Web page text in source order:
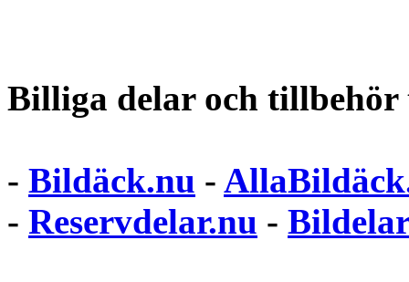
Billiga delar och
- Bildäck.nu -
- Reservdelar.nu - Bildelar